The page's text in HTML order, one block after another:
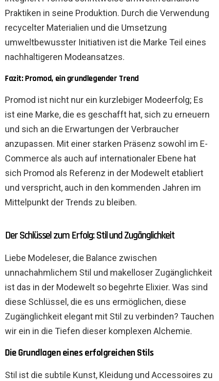
Praktiken in seine Produktion. Durch die Verwendung
recycelter Materialien und die Umsetzung
umweltbewusster Initiativen ist die Marke Teil eines
nachhaltigeren Modeansatzes.
Fazit: Promod, ein grundlegender Trend
Promod ist nicht nur ein kurzlebiger Modeerfolg; Es
ist eine Marke, die es geschafft hat, sich zu erneuern
und sich an die Erwartungen der Verbraucher
anzupassen. Mit einer starken Präsenz sowohl im E-
Commerce als auch auf internationaler Ebene hat
sich Promod als Referenz in der Modewelt etabliert
und verspricht, auch in den kommenden Jahren im
Mittelpunkt der Trends zu bleiben.
Der Schlüssel zum Erfolg: Stil und Zugänglichkeit
Liebe Modeleser, die Balance zwischen
unnachahmlichem Stil und makelloser Zugänglichkeit
ist das in der Modewelt so begehrte Elixier. Was sind
diese Schlüssel, die es uns ermöglichen, diese
Zugänglichkeit elegant mit Stil zu verbinden? Tauchen
wir ein in die Tiefen dieser komplexen Alchemie.
Die Grundlagen eines erfolgreichen Stils
Stil ist die subtile Kunst, Kleidung und Accessoires zu